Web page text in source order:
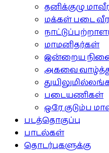
தனிக்குழு
மக்கள் படை
மாமனிதர்கள்
இன்றைய
அகவை
படையணிகள்
ஒரே குடும்ப
படத்தொகுப்பு
பாடல்கள்
தொடர்புகளுக்கு